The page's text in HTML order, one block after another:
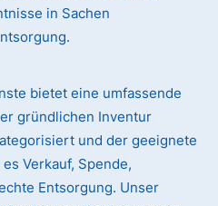
in Sachen
bietet eine umfassende
gründlichen Inventur
und der geeignete
Verkauf, Spende,
Entsorgung. Unser